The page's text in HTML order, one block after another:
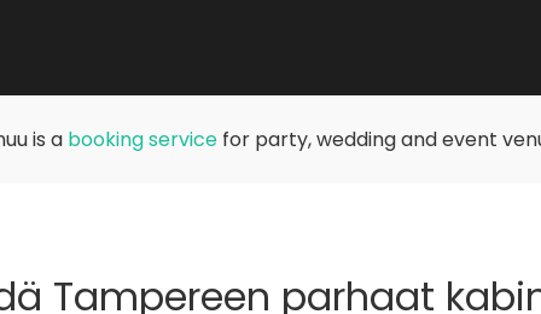
is a booking servicefor party, wedding and event
Tampereen parhaat